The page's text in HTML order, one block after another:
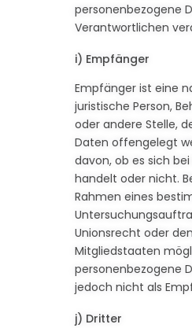
personenbezogene
Verantwortlichen
i) Empfänger
Empfänger ist eine
juristische Person,
oder andere Stelle,
Daten offengelegt
davon, ob es sich
handelt oder nicht.
Rahmen eines
Unionsrecht oder
Mitgliedstaaten
personenbezogene
jedoch nicht als
j) Dritter